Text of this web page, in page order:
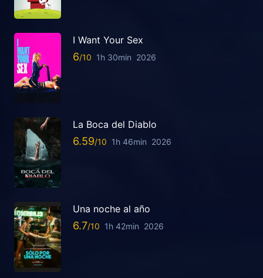
I Want Your Sex
6 1h 30min 2026
La Boca del Diablo
6.59 1h 46min 2026
Una noche al año
6.7 1h 42min 2026